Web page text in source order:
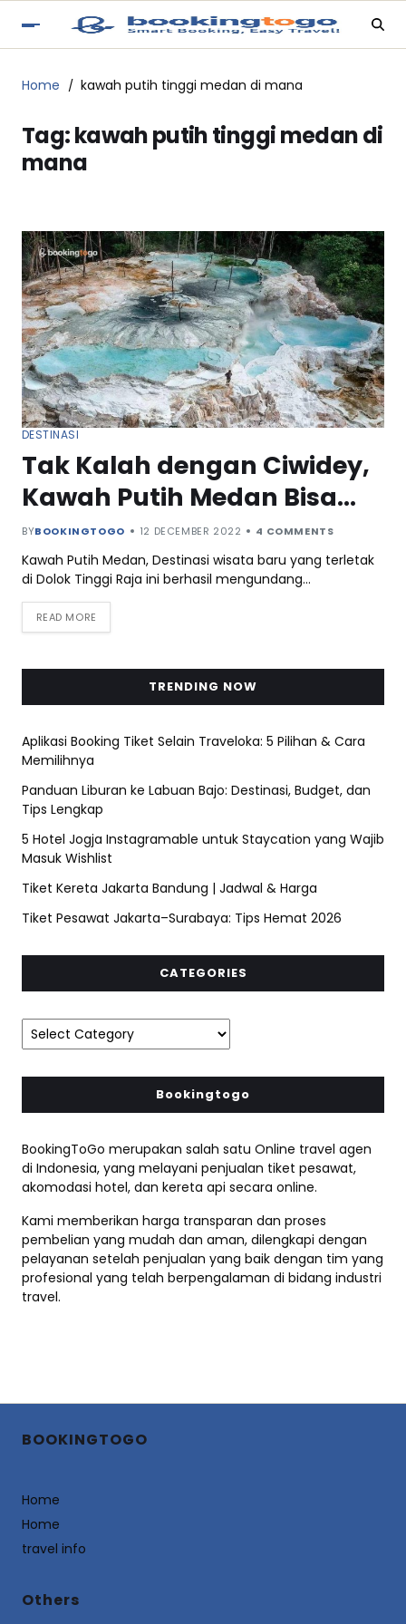
Home kawah putih tinggi medan di mana
Tag:kawah putih tinggi medan di
mana
DESTINASI
Tak Kalah dengan Ciwidey,
Kawah Putih Medan Bisa
jadi Destinasi yang Patut
Kamu Kunjungi!
BYBOOKINGTOGO 12 DECEMBER 2022 4 COMMENTS
Kawah Putih Medan, Destinasi wisata baru yang terletak
di Dolok Tinggi Raja ini berhasil mengundang…
READ MORE
TRENDING NOW
Aplikasi Booking Tiket Selain Traveloka: 5 Pilihan & Cara
Memilihnya
Panduan Liburan ke Labuan Bajo: Destinasi, Budget, dan
Tips Lengkap
5 Hotel Jogja Instagramable untuk Staycation yang Wajib
Masuk Wishlist
Tiket Kereta Jakarta Bandung | Jadwal & Harga
Tiket Pesawat Jakarta–Surabaya: Tips Hemat 2026
CATEGORIES
Bookingtogo
BookingToGo merupakan salah satu Online travel agen
di Indonesia, yang melayani penjualan tiket pesawat,
akomodasi hotel, dan kereta api secara online.
Kami memberikan harga transparan dan proses
pembelian yang mudah dan aman, dilengkapi dengan
pelayanan setelah penjualan yang baik dengan tim yang
profesional yang telah berpengalaman di bidang industri
travel.
BOOKINGTOGO
Home
Home
travel info
Others